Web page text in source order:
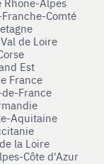
Comté
de Loire
Est
France
France
Aquitaine
la Loire
Côte d'Azur